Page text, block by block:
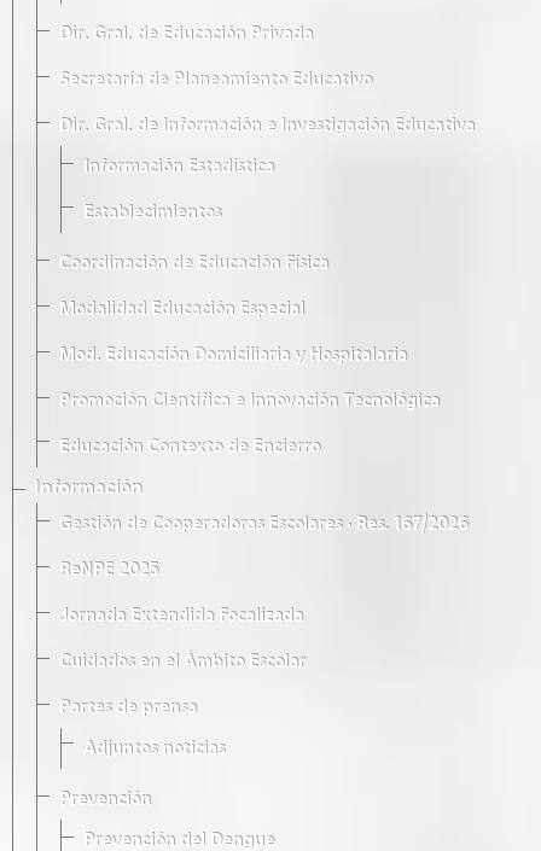
Dir. Gral. de Educación Privada
Secretaría de Planeamiento Educativo
Dir. Gral. de Información e Investigación Educativa
Información Estadística
Establecimientos
Coordinación de Educación Física
Modalidad Educación Especial
Mod. Educación Domiciliaria y Hospitalaria
Promoción Científica e Innovación Tecnológica
Educación Contexto de Encierro
Información
Gestión de Cooperadoras Escolares · Res. 167/2026
ReNPE 2025
Jornada Extendida Focalizada
Cuidados en el Ámbito Escolar
Partes de prensa
Adjuntos noticias
Prevención
Prevención del Dengue